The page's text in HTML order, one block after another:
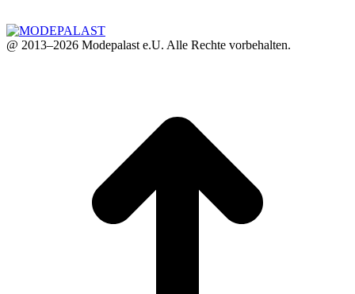
@ 2013–2026 Modepalast e.U. Alle Rechte vorbehalten.